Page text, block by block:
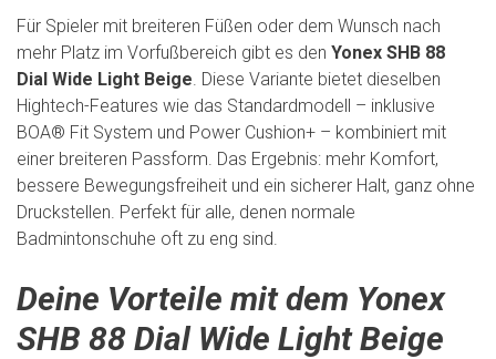
Für Spieler mit breiteren Füßen oder dem Wunsch nach
mehr Platz im Vorfußbereich gibt es den Yonex SHB 88
Dial Wide Light Beige. Diese Variante bietet dieselben
Hightech-Features wie das Standardmodell – inklusive
BOA® Fit System und Power Cushion+ – kombiniert mit
einer breiteren Passform. Das Ergebnis: mehr Komfort,
bessere Bewegungsfreiheit und ein sicherer Halt, ganz ohne
Druckstellen. Perfekt für alle, denen normale
Badmintonschuhe oft zu eng sind.
Deine Vorteile mit dem Yonex
SHB 88 Dial Wide Light Beige